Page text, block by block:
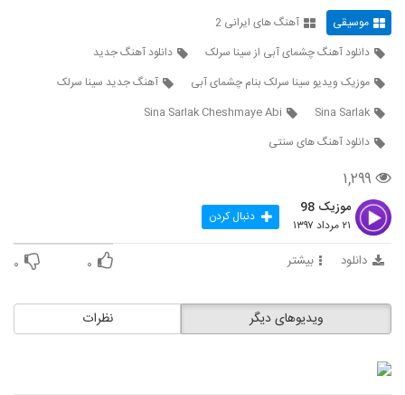
آهنگ گلپری جون از آرمین نصرتی(پاپ)
124
دانلود آهنگ مرتضی غلامی عاشقم باش
۱,۴۲۸ بازدید
125
126
Mahan Bahramkhan Ravanparish
دانلود آهنگ مهدی ماهان جادوی چشمات
۱,۳۹۶ بازدید
موسیقی
آهنگ های ایرانی 2
دانلود آهنگ چشمای آبی از سینا سرلک
دانلود آهنگ جدید
موزیک ویدیو سینا سرلک بنام چشمای آبی
آهنگ جدید سینا سرلک
Sina Sarlak
Sina Sarlak Cheshmaye Abi
دانلود آهنگ های سنتی
۱,۲۹۹
موزیک 98
۲۱ مرداد ۱۳۹۷ دنبال کردن
دانلود بیشتر ۰ ۰
نظرات ویدیوهای دیگر